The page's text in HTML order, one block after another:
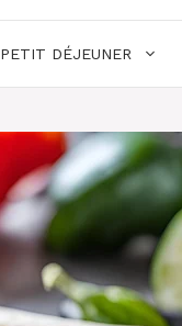
PETIT DÉJEUNER